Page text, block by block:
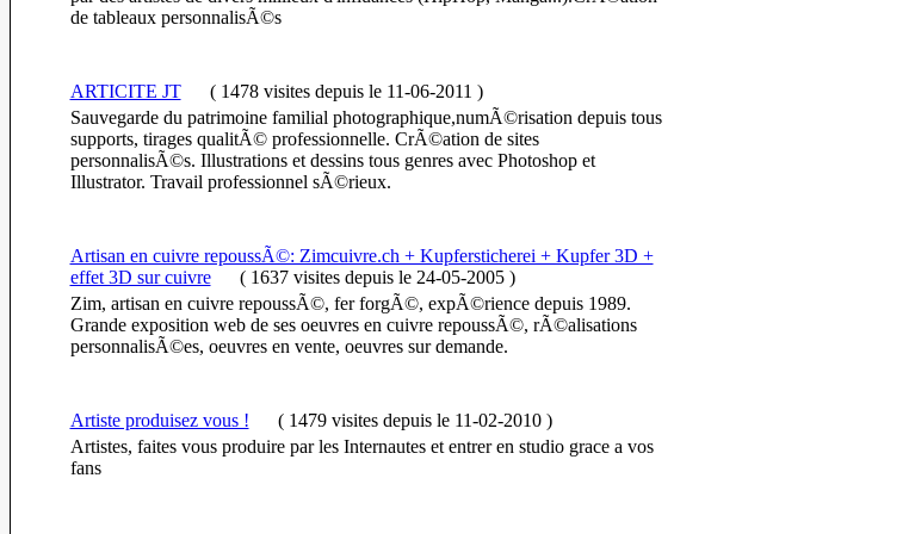
de tableaux personnalisÃ©s
ARTICITE JT(1478 visites depuis le 11-06-2011 )
Sauvegarde du patrimoine familial photographique,numÃ©risation depuis tous
supports, tirages qualitÃ© professionnelle. CrÃ©ation de sites
personnalisÃ©s. Illustrations et dessins tous genres avec Photoshop et
Illustrator. Travail professionnel sÃ©rieux.
Artisan en cuivre repoussÃ©: Zimcuivre.ch + Kupfersticherei + Kupfer 3D +
effet 3D sur cuivre(1637 visites depuis le 24-05-2005)
Zim, artisan en cuivre repoussÃ©, fer forgÃ©, expÃ©rience depuis 1989.
Grande exposition web de ses oeuvres en cuivre repoussÃ©, rÃ©alisations
personnalisÃ©es, oeuvres en vente, oeuvres sur demande.
Artiste produisez vous ! (1479 visites depuis le 11-02-2010)
Artistes, faites vous produire par les Internautes et entrer en studio grace a vos
fans